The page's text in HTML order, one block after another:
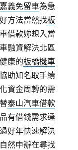
嘉義免留車為急
方法當然找板
借款妳想入當
融資解決北區
康的板橋機車
助知名取手續
資金周轉的需
泰山汽車借款
有借錢需求達
好年快速解決
然申辦在尋找